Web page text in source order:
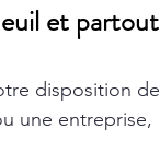
et partout
disposition de
une entreprise,